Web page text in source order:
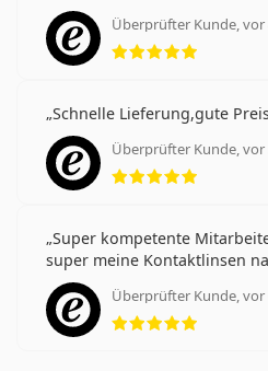
Überprüfter Kunde, vor
Schnelle Lieferung,gute
Überprüfter Kunde, vor
Super kompetente
super meine Kontaktlinsen
Überprüfter Kunde, vor